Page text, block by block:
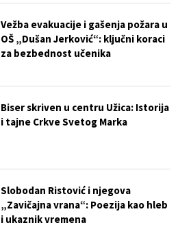
Vežba evakuacije i gašenja požara u
OŠ „Dušan Jerković“: ključni koraci
za bezbednost učenika
Biser skriven u centru Užica: Istorija
i tajne Crkve Svetog Marka
Slobodan Ristović i njegova
„Zavičajna vrana“: Poezija kao hleb
i ukaznik vremena